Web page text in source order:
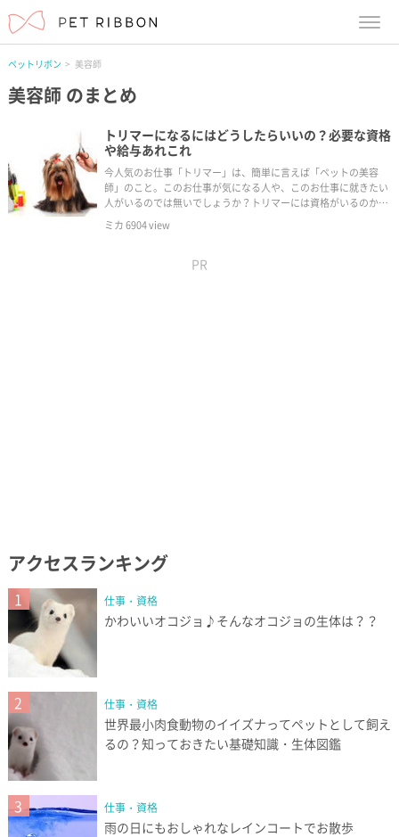
ペットリボン 美容師
美容師のまとめ
トリマーになるにはどうしたらいいの？必要な資格
や給与あれこれ
今人気のお仕事「トリマー」は、簡単に言えば「ペットの美容
師」のこと。このお仕事が気になる人や、このお仕事に就きたい
人がいるのでは無いでしょうか？トリマーには資格がいるのか、
どこの学校にかよえばいいのか、給料はどのくらいなのかを紹介
していきます。
ミカ6904view
PR
アクセスランキング
1 仕事・資格
かわいいオコジョ♪そんなオコジョの生体は？？
2 仕事・資格
世界最小肉食動物のイイズナってペットとして飼え
るの？知っておきたい基礎知識・生体図鑑
3 仕事・資格
雨の日にもおしゃれなレインコートでお散歩